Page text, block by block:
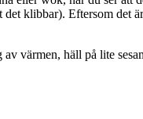
klibbar). Eftersom det
värmen, häll på lite